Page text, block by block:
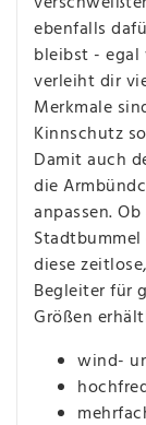
ebenfalls
bleibst - egal
verleiht dir
Merkmale
Kinnschutz
Damit auch
die
anpassen.
diese
Begleiter für
Größen
wind-